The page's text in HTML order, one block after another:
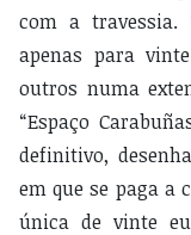
com a travessia.
apenas para
outros numa
“Espaço
definitivo,
em que se paga a
única de vinte